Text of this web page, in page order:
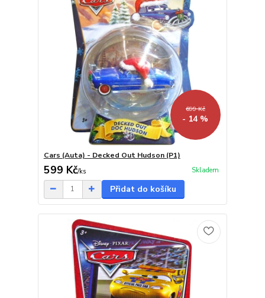
699 Kč
- 14 %
Cars (Auta) - Decked Out Hudson (P1)
599 Kč/ks Skladem
Přidat do košíku